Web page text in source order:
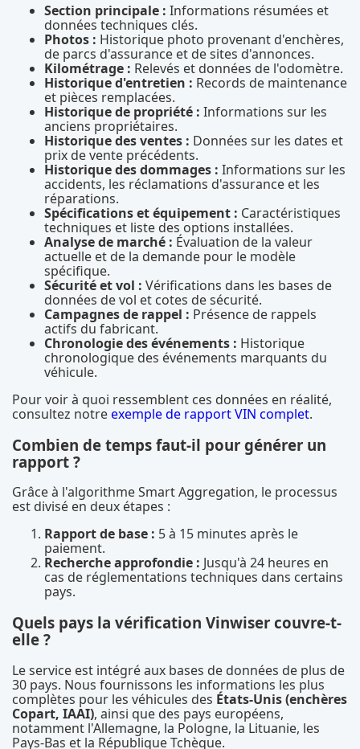
Section principale : Informations résumées et
données techniques clés.
Photos : Historique photo provenant d'enchères,
de parcs d'assurance et de sites d'annonces.
Kilométrage : Relevés et données de l'odomètre.
Historique d'entretien : Records de maintenance
et pièces remplacées.
Historique de propriété : Informations sur les
anciens propriétaires.
Historique des ventes : Données sur les dates et
prix de vente précédents.
Historique des dommages : Informations sur les
accidents, les réclamations d'assurance et les
réparations.
Spécifications et équipement : Caractéristiques
techniques et liste des options installées.
Analyse de marché : Évaluation de la valeur
actuelle et de la demande pour le modèle
spécifique.
Sécurité et vol : Vérifications dans les bases de
données de vol et cotes de sécurité.
Campagnes de rappel : Présence de rappels
actifs du fabricant.
Chronologie des événements : Historique
chronologique des événements marquants du
véhicule.
Pour voir à quoi ressemblent ces données en réalité,
consultez notreexemple de rapport VIN complet.
Combien de temps faut-il pour générer un
rapport ?
Grâce à l'algorithme Smart Aggregation, le processus
est divisé en deux étapes :
Rapport de base : 5 à 15 minutes après le
paiement.
Recherche approfondie : Jusqu'à 24 heures en
cas de réglementations techniques dans certains
pays.
Quels pays la vérification Vinwiser couvre-t-
elle ?
Le service est intégré aux bases de données de plus de
30 pays. Nous fournissons les informations les plus
complètes pour les véhicules des États-Unis (enchères
Copart, IAAI), ainsi que des pays européens,
notamment l'Allemagne, la Pologne, la Lituanie, les
Pays-Bas et la République Tchèque.